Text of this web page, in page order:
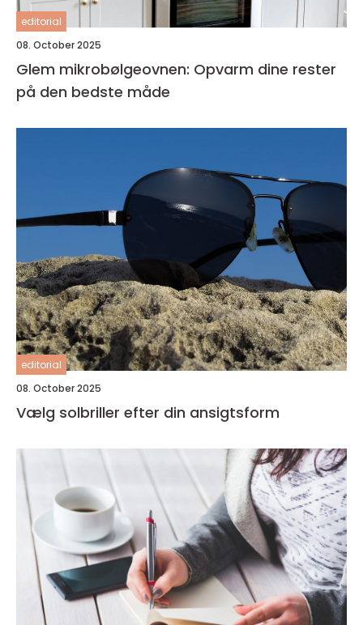
editorial
08. October 2025
Glem mikrobølgeovnen: Opvarm dine rester
på den bedste måde
editorial
08. October 2025
Vælg solbriller efter din ansigtsform